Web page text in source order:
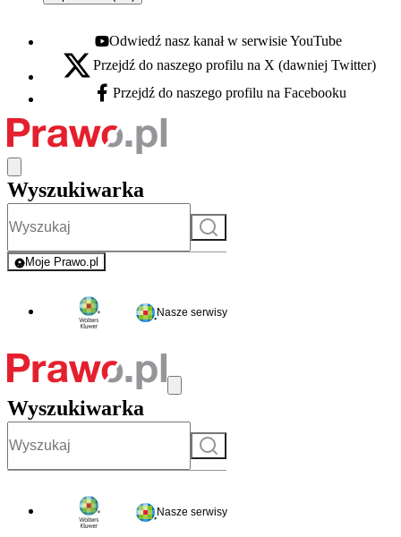
Youtube - otwiera się w nowej karcie
Odwiedź nasz kanał w serwisie YouTube
X - otwiera się w nowej karcie
Przejdź do naszego profilu na X (dawniej Twitter)
Facebook - otwiera się w nowej karcie
Przejdź do naszego profilu na Facebooku
Wyszukiwarka
Szukaj
Moje Prawo.pl
- rejestracja i logowanie do serwisu
Nasze serwisy
Wyszukiwarka
Szukaj
Nasze serwisy